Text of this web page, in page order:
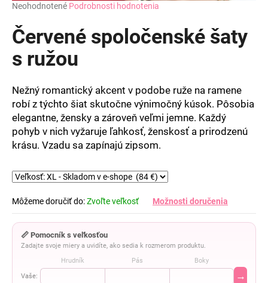
Priemerné
produktu
je
z
hviezdičiek.
Neohodnotené Podrobnosti hodnotenia
Červené spoločenské šaty
s ružou
Nežný romantický akcent v podobe ruže na ramene
robí z týchto šiat skutočne výnimočný kúsok. Pôsobia
elegantne, žensky a zároveň veľmi jemne. Každý
pohyb v nich vyžaruje ľahkosť, ženskosť a prirodzenú
krásu. Vzadu sa zapínajú zipsom.
Môžeme doručiť do:Zvoľte veľkosť Možnosti doručenia
📏 Pomocník s veľkosťou
Zadajte svoje miery a uvidíte, ako sedia k rozmerom produktu.
Hrudník
Pás Boky
Vaše: →